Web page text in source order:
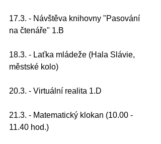
17.3. - Návštěva knihovny "Pasování
na čtenáře" 1.B
18.3. - Laťka mládeže (Hala Slávie,
městské kolo)
20.3. - Virtuální realita 1.D
21.3. - Matematický klokan (10.00 -
11.40 hod.)